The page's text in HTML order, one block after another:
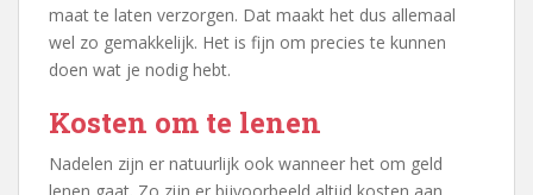
maat te laten verzorgen. Dat maakt het dus allemaal
wel zo gemakkelijk. Het is fijn om precies te kunnen
doen wat je nodig hebt.
Kosten om te lenen
Nadelen zijn er natuurlijk ook wanneer het om geld